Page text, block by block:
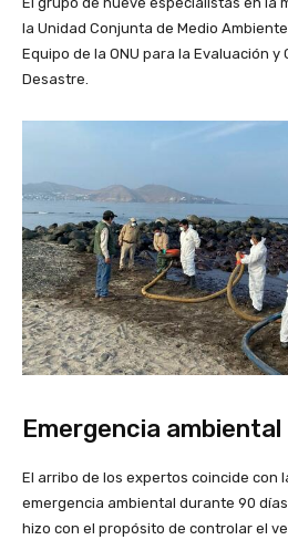
la Unidad Conjunta de Medio
Equipo de la ONU para la Evaluación
Desastre.
Emergencia ambiental
El arribo de los expertos coincide con
emergencia ambiental durante 90
hizo con el propósito de controlar el